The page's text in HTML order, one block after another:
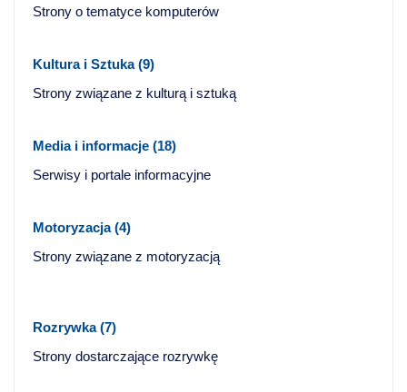
Strony o tematyce komputerów
Kultura i Sztuka(9)
Strony związane z kulturą i sztuką
Media i informacje (18)
Serwisy i portale informacyjne
Motoryzacja(4)
Strony związane z motoryzacją
Rozrywka(7)
Strony dostarczające rozrywkę